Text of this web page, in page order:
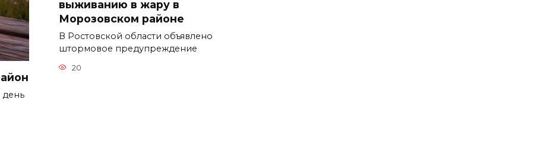
день
выживанию в жару в
Морозовском районе
В Ростовской области объявлено
штормовое предупреждение
20